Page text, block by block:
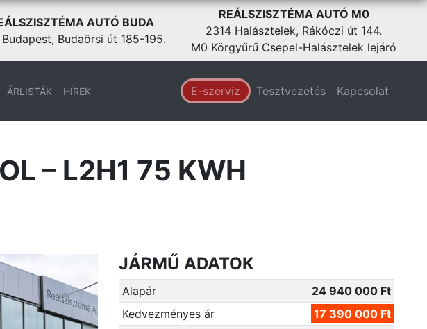
AUTÓ BUDA
Budapest, Budaörsi út 185-195.
REÁLSZISZTÉMA AUTÓ M0
2314 Halásztelek, Rákóczi út 144.
M0 Körgyűrű Csepel-Halásztelek lejáró
ÁRLISTÁK HÍREK E-szerviz Tesztvezetés Kapcsolat
– L2H1 75 KWH
JÁRMŰ ADATOK
Alapár
24 940 000 Ft
Kedvezményes ár
17 390 000 Ft